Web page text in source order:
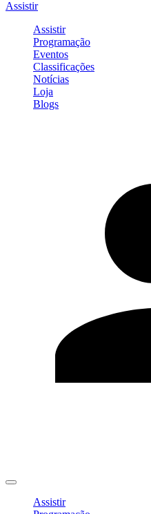
Assistir
Assistir
Programação
Eventos
Classificações
Notícias
Loja
Blogs
Assistir